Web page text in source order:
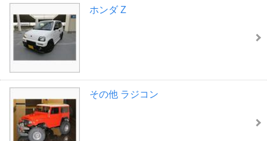
ホンダ Z
その他 ラジコン